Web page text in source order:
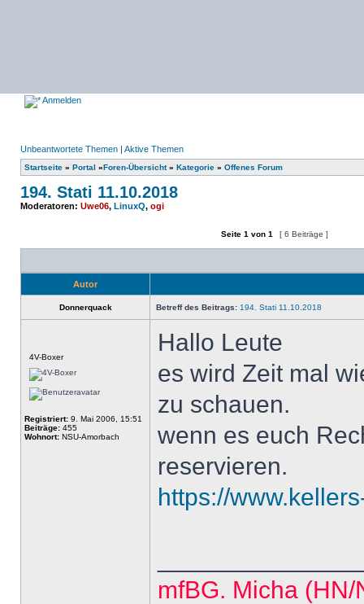
Anmelden
Unbeantwortete Themen | Aktive Themen
Startseite » Portal »Foren-Übersicht» Kategorie » Offenes Forum
194. Stati 11.10.2018
Moderatoren: Uwe06, LinuxQ, ogi
Ein neues Thema erstellenAuf das Thema antworten
Seite 1 von 1 [ 6 Beiträge ]
Autor
Donnerquack Betreff des Beitrags: 194. Stati 11.10.2018
4V-Boxer
Registriert: 9. Mai 2006, 15:51
Beiträge: 455
Wohnort: NSU-Amorbach
Hallo Leute
es wird Zeit mal
zu schauen.
wenn es euch
reservieren.
https://
mfBG. Micha